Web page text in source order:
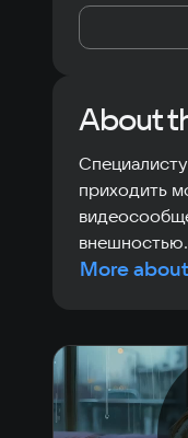
About
приходить
внешностью.
More